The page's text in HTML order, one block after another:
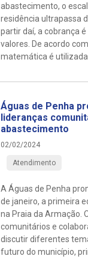
abastecimento, o
residência ultrapassa
partir daí, a cobrança
valores. De acordo
matemática é utilizada
Águas de Penha
lideranças
abastecimento
02/02/2024
Atendimento
A Águas de Penha
de janeiro, a primeira
na Praia da Armação.
comunitários e
discutir diferentes
futuro do município,